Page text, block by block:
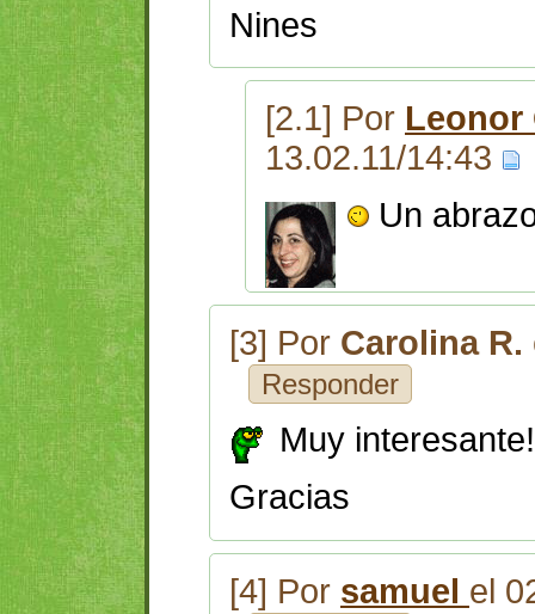
Nines
[2.1] Por Leonor
13.02.11/14:43
Un
[3] Por Carolina R.
Responder
Muy
Gracias
[4] Por samuel el